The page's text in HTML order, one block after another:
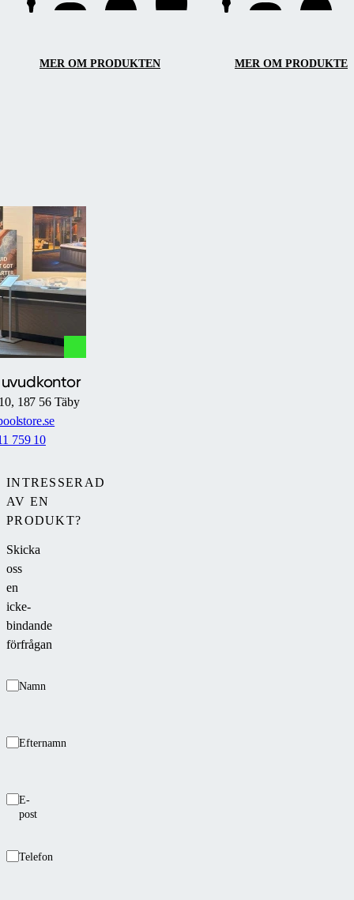
MER OM PRODUKTEN
hantering.
MER OM
INTRESSERAD
AV EN
PRODUKT?
Skicka
oss
en
icke-
bindande
förfrågan
Namn
Efternamn
E-
post
Telefon
187 56 Täby
759 10